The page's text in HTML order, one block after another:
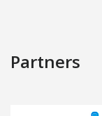
Partners